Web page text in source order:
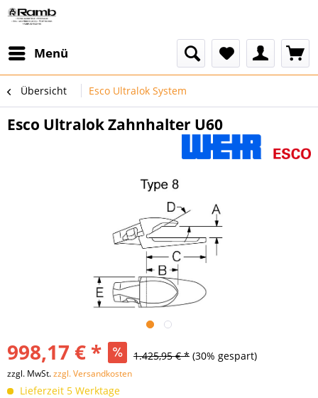
Menü
Übersicht Esco Ultralok System
Esco Ultralok Zahnhalter U60
998,17 € * 1.425,95 € * (30% gespart)
zzgl. MwSt.zzgl. Versandkosten
Lieferzeit 5 Werktage